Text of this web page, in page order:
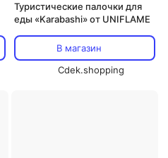
Туристические палочки для
еды «Karabashi» от UNIFLAME
В магазин
Cdek.shopping